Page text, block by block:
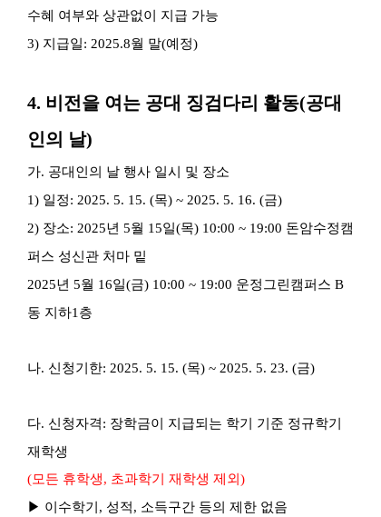
수혜 여부와 상관없이 지급 가능
3) 지급일: 2025.8월 말(예정)
4. 비전을 여는 공대 징검다리 활동(공대
인의 날)
가. 공대인의 날 행사 일시 및 장소
1) 일정: 2025. 5. 15. (목) ~ 2025. 5. 16. (금)
2) 장소: 2025년 5월 15일(목) 10:00 ~ 19:00 돈암수정캠
퍼스 성신관 처마 밑
2025년 5월 16일(금) 10:00 ~ 19:00 운정그린캠퍼스 B
동 지하1 층
나. 신청기한: 2025. 5. 15. (목) ~ 2025. 5. 23. (금)
다. 신청자격: 장학금이 지급되는 학기 기준 정규학기
재학생
(모든 휴학생, 초과학기 재학생 제외 )
▶ 이수학기 , 성적, 소득구간 등의 제한 없음